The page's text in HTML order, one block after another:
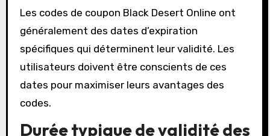
Les codes de coupon Black Desert Online ont
généralement des dates d’expiration
spécifiques qui déterminent leur validité. Les
utilisateurs doivent être conscients de ces
dates pour maximiser leurs avantages des
codes.
Durée typique de validité des